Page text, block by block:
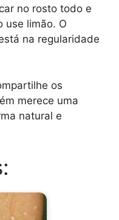
no rosto todo e
use limão. O
na regularidade
os
merece uma
natural e